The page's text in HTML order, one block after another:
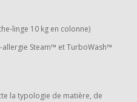
linge 10 kg en colonne)
Steam™ et TurboWash™
la typologie de matière, de